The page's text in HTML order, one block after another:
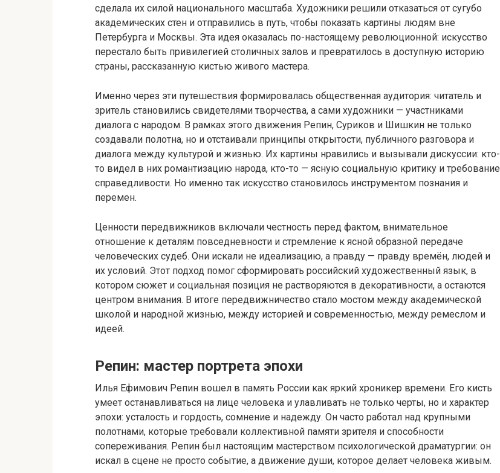
сделала их силой национального масштаба. Художники решили отказаться от сугубо
академических стен и отправились в путь, чтобы показать картины людям вне
Петербурга и Москвы. Эта идея оказалась по-настоящему революционной: искусство
перестало быть привилегией столичных залов и превратилось в доступную историю
страны, рассказанную кистью живого мастера.
Именно через эти путешествия формировалась общественная аудитория: читатель и
зритель становились свидетелями творчества, а сами художники — участниками
диалога с народом. В рамках этого движения Репин, Суриков и Шишкин не только
создавали полотна, но и отстаивали принципы открытости, публичного разговора и
диалога между культурой и жизнью. Их картины нравились и вызывали дискуссии: кто-
то видел в них романтизацию народа, кто-то — ясную социальную критику и требование
справедливости. Но именно так искусство становилось инструментом познания и
перемен.
Ценности передвижников включали честность перед фактом, внимательное
отношение к деталям повседневности и стремление к ясной образной передаче
человеческих судеб. Они искали не идеализацию, а правду — правду времён, людей и
их условий. Этот подход помог сформировать российский художественный язык, в
котором сюжет и социальная позиция не растворяются в декоративности, а остаются
центром внимания. В итоге передвижничество стало мостом между академической
школой и народной жизнью, между историей и современностью, между ремеслом и
идеей.
Репин: мастер портрета эпохи
Илья Ефимович Репин вошел в память России как яркий хроникер времени. Его кисть
умеет останавливаться на лице человека и улавливать не только черты, но и характер
эпохи: усталость и гордость, сомнение и надежду. Он часто работал над крупными
полотнами, которые требовали коллективной памяти зрителя и способности
сопереживания. Репин был настоящим мастерством психологической драматургии: он
искал в сцене не просто событие, а движение души, которое делает человека живым.